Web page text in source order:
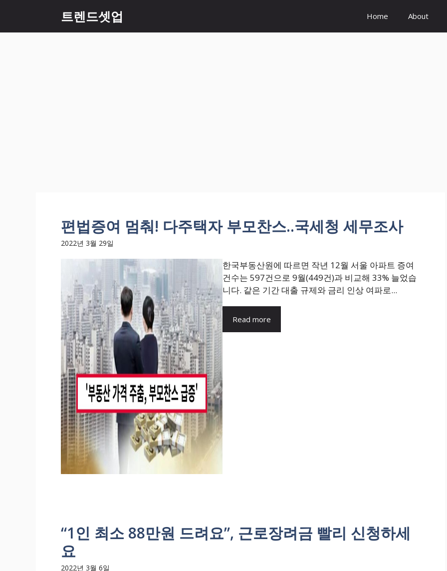
츠
트렌드셋업 Home About
편법증여 멈춰! 다주택자 부모찬스..국세청 세무조사
2022년 3월 29일
한국부동산원에 따르면 작년 12월 서울 아파트 증여
건수는 597건으로 9월(449건)과 비교해 33% 늘었습
니다. 같은 기간 대출 규제와 금리 인상 여파로...
Read more
“1인 최소 88만원 드려요”, 근로장려금 빨리 신청하세
요
2022년 3월 6일